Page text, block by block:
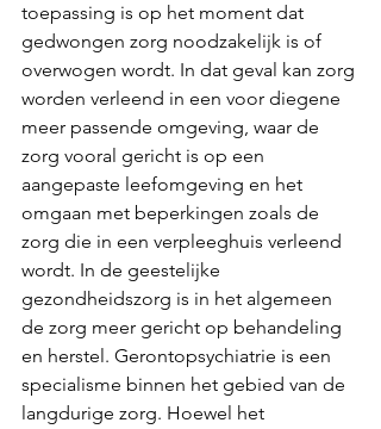
toepassing is op het moment dat
gedwongen zorg noodzakelijk is of
overwogen wordt. In dat geval kan zorg
worden verleend in een voor diegene
meer passende omgeving, waar de
zorg vooral gericht is op een
aangepaste leefomgeving en het
omgaan met beperkingen zoals de
zorg die in een verpleeghuis verleend
wordt. In de geestelijke
gezondheidszorg is in het algemeen
de zorg meer gericht op behandeling
en herstel. Gerontopsychiatrie is een
specialisme binnen het gebied van de
langdurige zorg. Hoewel het